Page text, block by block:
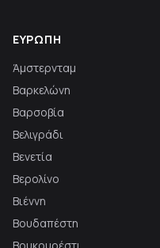
ΕΥΡΏΠΗ
Άμστερνταμ
Βαρκελώνη
Βαρσοβία
Βελιγράδι
Βενετία
Βερολίνο
Βιέννη
Βουδαπέστη